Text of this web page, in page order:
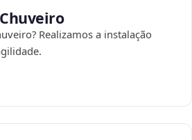
Realizamos a instalação